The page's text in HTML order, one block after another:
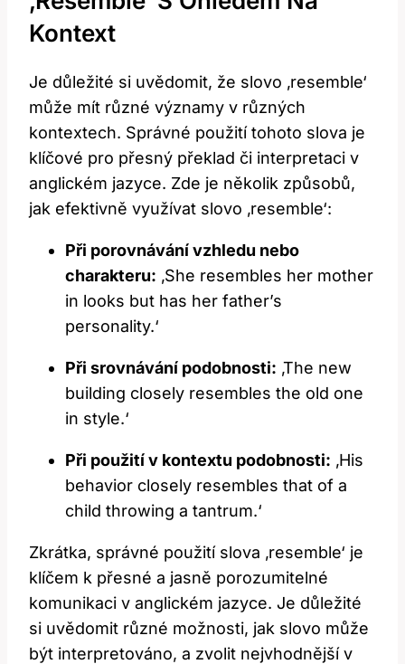
Kontext
Je důležité si uvědomit, že slovo ‚resemble‘
může mít různé významy v různých
kontextech. Správné použití tohoto slova je
klíčové pro přesný překlad či interpretaci v
anglickém jazyce. Zde je několik způsobů,
jak efektivně využívat slovo ‚resemble‘:
Při porovnávání vzhledu nebo
charakteru: ‚She resembles her mother
in looks but has her father’s
personality.‘
Při srovnávání podobnosti: ‚The new
building closely resembles the old one
in style.‘
Při použití v kontextu podobnosti: ‚His
behavior closely resembles that of a
child throwing a tantrum.‘
Zkrátka, správné použití slova ‚resemble‘ je
klíčem k přesné a jasně porozumitelné
komunikaci v anglickém jazyce. Je důležité
si uvědomit různé možnosti, jak slovo může
být interpretováno, a zvolit nejvhodnější v